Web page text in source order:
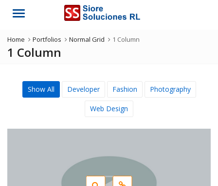
Menu
Home Portfolios Normal Grid 1 Column
1 Column
Show All Developer Fashion Photography
Web Design